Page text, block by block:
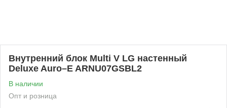
Внутренний блок Multi V LG настенный
Deluxe Auro–E ARNU07GSBL2
В наличии
Опт и розница